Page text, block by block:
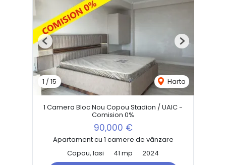
1 /15 Harta
Previous Next
1 Camera Bloc Nou Copou Stadion / UAIC -
Comision 0%
90,000 €
Apartament cu 1 camere de vânzare
Copou, Iasi
41 mp 2024